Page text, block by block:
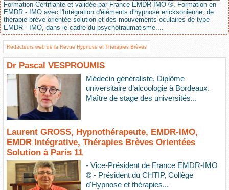
Formation Certifiante et validée par France EMDR IMO ®. Formation en
EMDR - IMO avec l'Intégration d'éléments d'hypnose ericksonienne, de
thérapie brève orientée solution et des mouvements oculaires de type
EMDR - IMO, dans le cadre du psychotraumatisme....
Rédacteurs web de la Revue Hypnose et Thérapies Brèves
Dr Pascal VESPROUMIS
Médecin généraliste, Diplôme
universitaire d’alcoologie à Bordeaux.
Maître de stage des universités...
Laurent GROSS, Hypnothérapeute, EMDR-IMO,
EMDR Intégrative, Thérapies Brèves Orientées
Solution à Paris 11
- Vice-Président de France EMDR-IMO
® - Président du CHTIP, Collège
d'Hypnose et thérapies...